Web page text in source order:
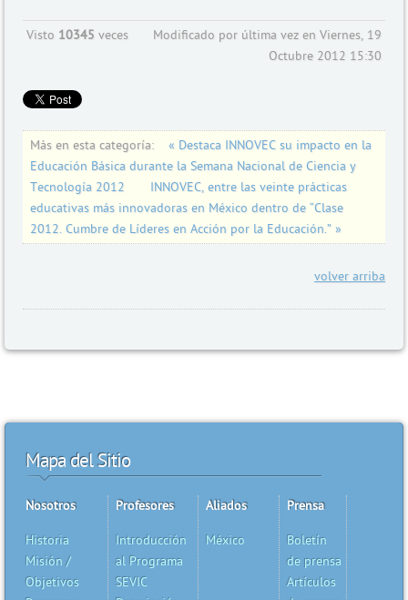
Visto 10345 veces
Modificado por última vez en Viernes, 19
Octubre 2012 15:30
Más en esta categoría:
« Destaca INNOVEC su impacto en la
Educación Básica durante la Semana Nacional de Ciencia y
Tecnología 2012
INNOVEC, entre las veinte prácticas
educativas más innovadoras en México dentro de “Clase
2012. Cumbre de Líderes en Acción por la Educación.” »
volver arriba
Mapa del Sitio
Nosotros
Historia
Misión /
Objetivos
Profesores
Introducción
al Programa
SEVIC
Aliados
México
Prensa
Boletín
de prensa
Artículos